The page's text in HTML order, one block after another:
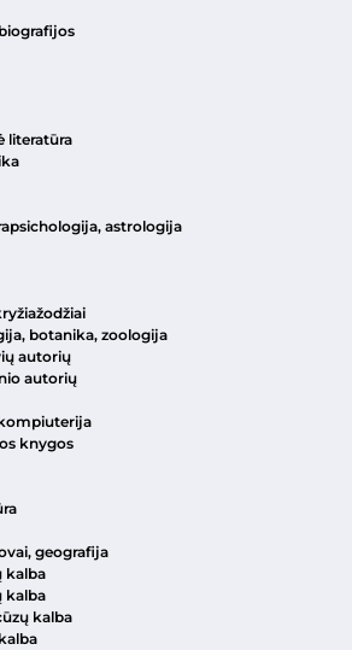
literatūra
astrologija
botanika, zoologija
autorių
autorių
knygos
geografija
kalba
kalba
kalba